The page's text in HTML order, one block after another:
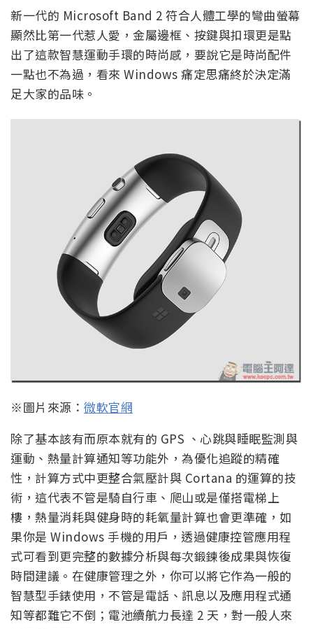
新一代的 Microsoft Band 2 符合人體工學的彎曲螢幕
顯然比第一代惹人愛，金屬邊框、按鍵與扣環更是點
出了這款智慧運動手環的時尚感，要說它是時尚配件
一點也不為過，看來 Windows 痛定思痛終於決定滿
足大家的品味。
※圖片來源： 微軟官網
除了基本該有而原本就有的 GPS 、心跳與睡眠監測與
運動、熱量計算通知等功能外，為優化追蹤的精確
性，計算方式中更整合氣壓計與 Cortana 的運算的技
術，這代表不管是騎自行車、爬山或是僅搭電梯上
樓，熱量消耗與健身時的耗氧量計算也會更準確，如
果你是 Windows 手機的用戶，透過健康控管應用程
式可看到更完整的數據分析與每次鍛鍊後成果與恢復
時間建議。在健康管理之外，你可以將它作為一般的
智慧型手錶使用，不管是電話、訊息以及應用程式通
知等都難它不倒；電池續航力長達 2 天，對一般人來